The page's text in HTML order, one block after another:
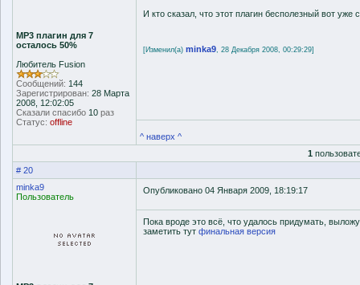
MP3 плагин для 7
осталось 50%
Любитель Fusion
Сообщений: 144
Зарегистрирован: 28 Марта
2008, 12:02:05
Сказали спасибо 10 раз
Статус: offline
И кто сказал, что этот плагин бесполезный вот уже
[Изменил(а) minka9, 28 Декабря 2008, 00:29:29]
^ наверх ^
1
# 20
minka9
Пользователь
Опубликовано 04 Января 2009, 18:19:17
Пока вроде это всё, что удалось придумать,
заметить тут финальная версия